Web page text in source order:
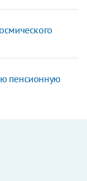
пенсионную